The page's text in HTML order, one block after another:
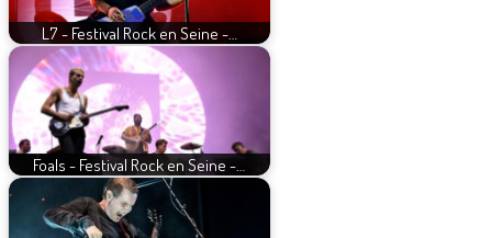
L7 - Festival Rock en Seine -…
Foals - Festival Rock en Seine -…